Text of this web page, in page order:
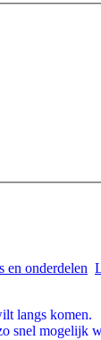
en onderdelen
langs komen.
snel mogelijk